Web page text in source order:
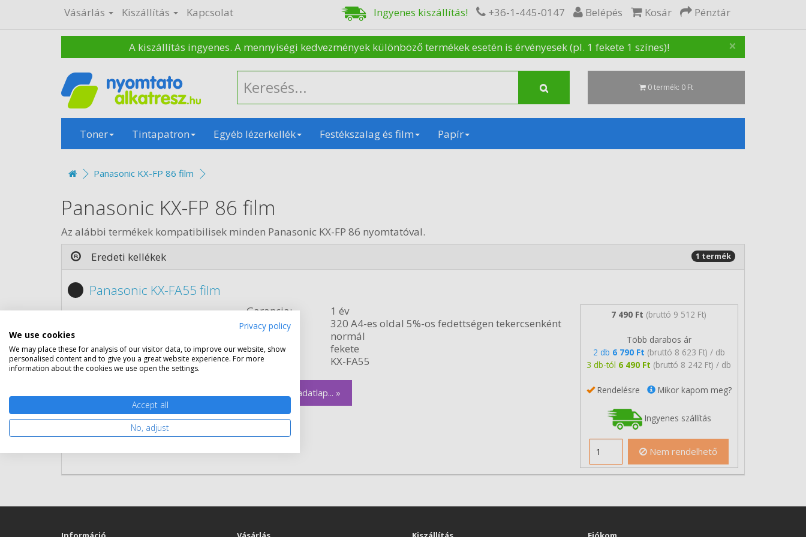
Vásárlás Kiszállítás Kapcsolat Ingyenes kiszállítás! +36-1-445-0147 Belépés Kosár Pénztár
×
A kiszállítás ingyenes. A mennyiségi kedvezmények különböző termékek esetén is érvényesek (pl. 1 fekete 1 színes)!
0 termék: 0 Ft
Toner Tintapatron Egyéb lézerkellék Festékszalag és film Papír
Panasonic KX-FP 86 film
Panasonic KX-FP 86 film
Az alábbi termékek kompatibilisek minden Panasonic KX-FP 86 nyomtatóval.
Eredeti kellékek
1 termék
Panasonic KX-FA55 film
Garancia:
1 év
Kapacitás:
320 A4-es oldal 5%-os fedettségen tekercsenként
Kiszerelés:
normál
Szín:
fekete
Cikkszám:
KX-FA55
Részletes adatlap... »
7 490 Ft (bruttó 9 512 Ft)
Több darabos ár
2 db 6 790 Ft (bruttó 8 623 Ft) / db
3 db-tól 6 490 Ft (bruttó 8 242 Ft) / db
Rendelésre Mikor kapom meg?
Ingyenes szállítás
Nem rendelhető
Privacy policy
We use cookies
We may place these for analysis of our visitor data, to improve our website, show
personalised content and to give you a great website experience. For more
information about the cookies we use open the settings.
Accept all
No, adjust